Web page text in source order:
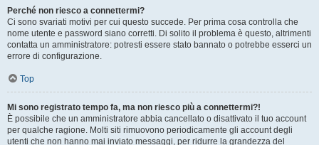
Perché non riesco a connettermi?
Ci sono svariati motivi per cui questo succede. Per prima cosa controlla che
nome utente e password siano corretti. Di solito il problema è questo, altrimenti
contatta un amministratore: potresti essere stato bannato o potrebbe esserci un
errore di configurazione.
Top
Mi sono registrato tempo fa, ma non riesco più a connettermi?!
È possibile che un amministratore abbia cancellato o disattivato il tuo account
per qualche ragione. Molti siti rimuovono periodicamente gli account degli
utenti che non hanno mai inviato messaggi, per ridurre la grandezza del